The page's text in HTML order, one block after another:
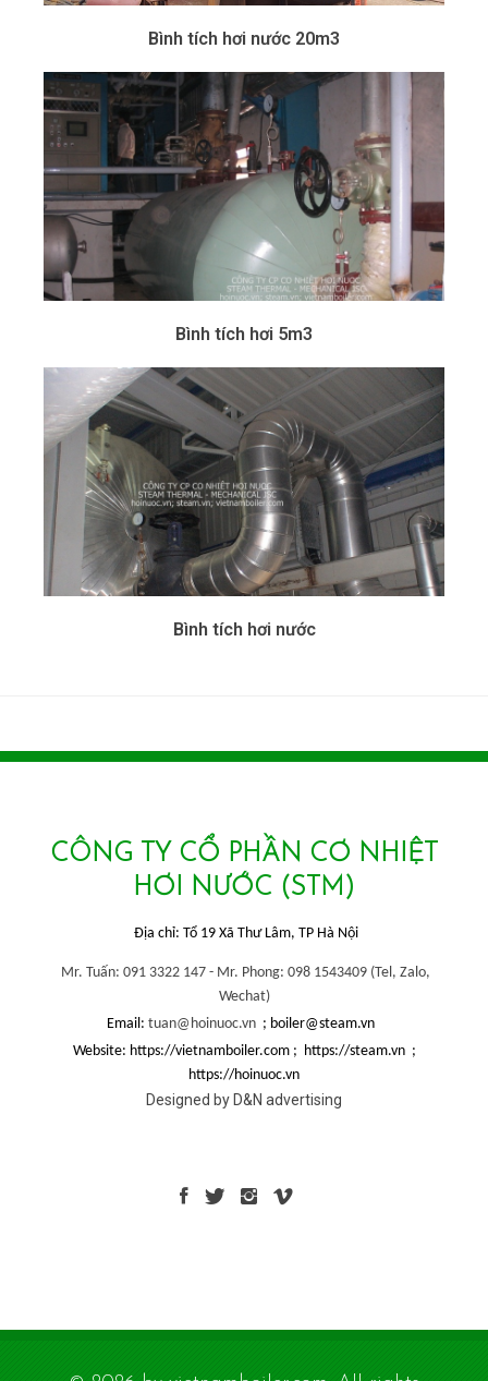
Bình tích hơi nước 20m3
Bình tích hơi 5m3
Bình tích hơi nước
CÔNG TY CỔ PHẦN CƠ NHIỆT
HƠI NƯỚC (STM)
Địa chỉ: Tổ 19 Xã Thư Lâm, TP Hà Nội
Mr. Tuấn: 091 3322 147 - Mr. Phong: 098 1543409 (Tel, Zalo,
Wechat)
Email: tuan@hoinuoc.vn ; boiler@steam.vn
Website: https://vietnamboiler.com ; https://steam.vn ;
https://hoinuoc.vn
Designed by D&N advertising